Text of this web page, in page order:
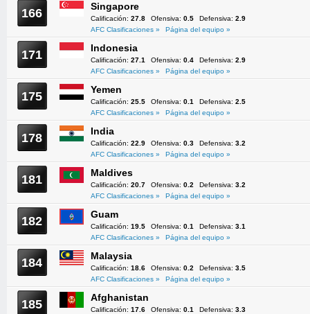
166 Singapore
Calificación: 27.8 Ofensiva: 0.5 Defensiva: 2.9
AFC Clasificaciones »
Página del equipo »
171 Indonesia
Calificación: 27.1 Ofensiva: 0.4 Defensiva: 2.9
AFC Clasificaciones »
Página del equipo »
175 Yemen
Calificación: 25.5 Ofensiva: 0.1 Defensiva: 2.5
AFC Clasificaciones »
Página del equipo »
178 India
Calificación: 22.9 Ofensiva: 0.3 Defensiva: 3.2
AFC Clasificaciones »
Página del equipo »
181 Maldives
Calificación: 20.7 Ofensiva: 0.2 Defensiva: 3.2
AFC Clasificaciones »
Página del equipo »
182 Guam
Calificación: 19.5 Ofensiva: 0.1 Defensiva: 3.1
AFC Clasificaciones »
Página del equipo »
184 Malaysia
Calificación: 18.6 Ofensiva: 0.2 Defensiva: 3.5
AFC Clasificaciones »
Página del equipo »
185 Afghanistan
Calificación: 17.6 Ofensiva: 0.1 Defensiva: 3.3